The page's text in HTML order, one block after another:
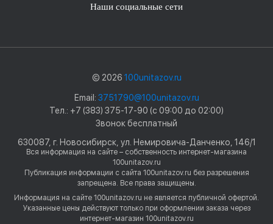
Наши социальные сети
© 2026 100unitazov.ru
Email: 3751790@100unitazov.ru
Тел.: +7 (383) 375-17-90 (с 09:00 до 02:00)
Звонок бесплатный
630087, г. Новосибирск, ул. Немировича-Данченко, 146/1
Вся информация на сайте – собственность интернет-магазина
100unitazov.ru
Публикация информации с сайта 100unitazov.ru без разрешения
запрещена. Все права защищены.
Информация на сайте 100unitazov.ru не является публичной офертой.
Указанные цены действуют только при оформлении заказа через
интернет-магазин 100unitazov.ru